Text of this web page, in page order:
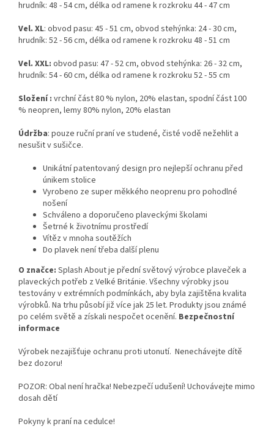
hrudník: 48 - 54 cm, délka od ramene k rozkroku 44 - 47 cm
Vel. XL: obvod pasu: 45 - 51 cm, obvod stehýnka: 24 - 30 cm,
hrudník: 52 - 56 cm, délka od ramene k rozkroku 48 - 51 cm
Vel. XXL: obvod pasu: 47 - 52 cm, obvod stehýnka: 26 - 32 cm,
hrudník: 54 - 60 cm, délka od ramene k rozkroku 52 - 55 cm
Složení : vrchní část 80 % nylon, 20% elastan, spodní část 100
% neopren, lemy 80% nylon, 20% elastan
Údržba: pouze ruční praní ve studené, čisté vodě nežehlit a
nesušit v sušičce.
Unikátní patentovaný design pro nejlepší ochranu před
únikem stolice
Vyrobeno ze super měkkého neoprenu pro pohodlné
nošení
Schváleno a doporučeno plaveckými školami
Šetrné k životnímu prostředí
Vítěz v mnoha soutěžích
Do plavek není třeba další plenu
O značce: Splash About je přední světový výrobce plaveček a
plaveckých potřeb z Velké Británie. Všechny výrobky jsou
testovány v extrémních podmínkách, aby byla zajištěna kvalita
výrobků. Na trhu působí již více jak 25 let. Produkty jsou známé
po celém světě a získali nespočet ocenění. Bezpečnostní
informace
Výrobek nezajišťuje ochranu proti utonutí. Nenechávejte dítě
bez dozoru!
POZOR: Obal není hračka! Nebezpečí udušení! Uchovávejte mimo
dosah dětí
Pokyny k praní na cedulce!